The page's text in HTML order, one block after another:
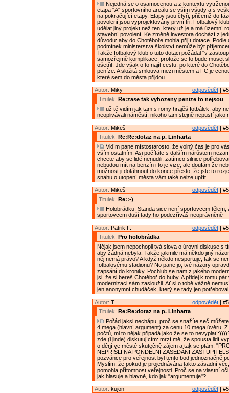
Nejedná se o osamocenou a z kontextu
etapa "A" sportovního areálu se vším všudy a s
na pokračující etapy. Etapy jsou čtyři, přičemž do
povolení jsou vyprojektovány první tři. Fotbalový
udělat jiný projekt než ten, který už je a má územní
stavební povolení. Ke změně investora dochází z
důvodu: aby do Chotěboře mohla přijít dotace. Podle
podmínek ministerstva školství nemůže být
Takže fotbalový klub o tuto dotaci požádal "v
samozřejmě komplikace, protože se to bude muset
ošetřit. Jde však o to najít cestu, po které do
peníze. A složitá smlouva mezi městem a FC je
které sem do města přijdou.
odpovědět |
Autor: Miky
Titulek: Re:zase tak vyhozeny penize to nejsou
už tě vidím jak tam s romy hrajěš fotbálek, aby
neoplivávali náměstí, nikoho tam stejně nepustí jako
odpovědět |
Autor: Mikeš
Titulek: Re:Re:dotaz na p. Linharta
Vidím pane místostarosto, že volný čas je pro
vším ostatním. Asi počítáte s dalším nárůstem
chcete aby se lidé nenudili, zatímco silnice
nebudou mít na benzín i to je vize, ale doufám že
možnost ji dotáhnout do konce přesto, že jste to
snahu o utopení města vám také nelze upřít
odpovědět |
Autor: Mikeš
Titulek: Re::-)
Holobrádku, Standa sice není sportovcem tělem,
sportovcem duší tady ho podezříváš neoprávněně
odpovědět |
Autor: Patrik F.
Titulek: Pro holobrádka
Nějak jsem nepochopil tvá slova o úrovni diskuse s
aby žádná nebyla. Takže jakmile má někdo jiný
něj nemá právo? A když někdo nesportuje, tak se
fotbalovému stadionu? No pane jo, tvé názory
zapsání do kroniky. Pochlub se nám z jakého
jsi, že si bereš Chotěboř do huby. A přidej k tomu
modernizaci sám zasloužil. Ať si o tobě vážně
jen anonymní chudáček, který se tady jen
odpovědět |
Autor: T.
Titulek: Re:Re:dotaz na p. Linharta
Pořád jaksi nechápu, proč se snažíte seč
4 mega (hlavní argument) za cenu 10 mega úvěru.
počtů, mi to nějak připadá jako že se to
zde (i jinde) diskutujícím: mrzí mě, že spousta lidí
o dění ve městě skutečně zájem a tak se ptám:
NEPŘIŠLI NA PONDĚLNÍ ZASEDÁNÍ
pozvánce pro veřejnost byl tento bod jednoznačně
Myslím, že pokud je projednávána takto zásadní
pomohla přítomnost veřejnosti. Proč se na vlastní
jak hlasuje a hlavně, kdo jak "argumentuje"?
odpovědět |
Autor: kujon